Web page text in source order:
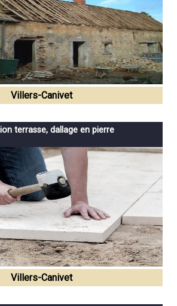
Villers-Canivet
terrasse, dallage en pierre
Villers-Canivet